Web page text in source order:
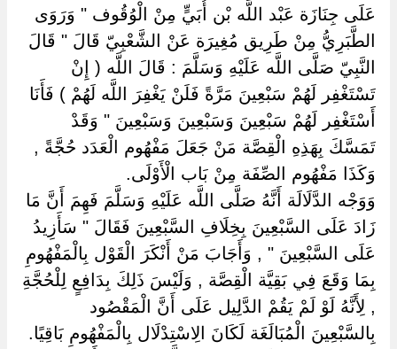
عَلَى جِنَازَة عَبْد اللَّه بْن أُبَيٍّ مِنْ الْوُقُوف " وَرَوَى
الطَّبَرِيُّ مِنْ طَرِيق مُغِيرَة عَنْ الشَّعْبِيّ قَالَ " قَالَ
النَّبِيّ صَلَّى اللَّه عَلَيْهِ وَسَلَّمَ : قَالَ اللَّه ( إِنْ
تَسْتَغْفِر لَهُمْ سَبْعِينَ مَرَّةً فَلَنْ يَغْفِرَ اللَّه لَهُمْ ) فَأَنَا
أَسْتَغْفِر لَهُمْ سَبْعِينَ وَسَبْعِينَ وَسَبْعِينَ " وَقَدْ
تَمَسَّكَ بِهَذِهِ الْقِصَّة مَنْ جَعَلَ مَفْهُوم الْعَدَد حُجَّةً ,
وَكَذَا مَفْهُوم الصِّفَة مِنْ بَاب الْأَوْلَى.
وَوَجْه الدَّلَالَة أَنَّهُ صَلَّى اللَّه عَلَيْهِ وَسَلَّمَ فَهِمَ أَنَّ مَا
زَادَ عَلَى السَّبْعِينَ بِخِلَافِ السَّبْعِينَ فَقَالَ " سَأَزِيدُ
عَلَى السَّبْعِينَ " , وَأَجَابَ مَنْ أَنْكَرَ الْقَوْل بِالْمَفْهُومِ
بِمَا وَقَعَ فِي بَقِيَّة الْقِصَّة , وَلَيْسَ ذَلِكَ بِدَافِعٍ لِلْحُجَّةِ
, لِأَنَّهُ لَوْ لَمْ يَقُمْ الدَّلِيل عَلَى أَنَّ الْمَقْصُود
بِالسَّبْعِينَ الْمُبَالَغَة لَكَانَ الِاسْتِدْلَال بِالْمَفْهُومِ بَاقِيًا.